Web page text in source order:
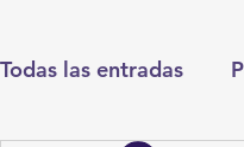
Todas las entradas